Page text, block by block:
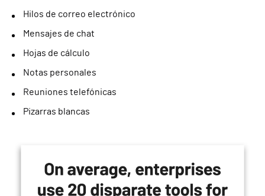
Hilos de correo electrónico
Mensajes de chat
Hojas de cálculo
Notas personales
Reuniones telefónicas
Pizarras blancas